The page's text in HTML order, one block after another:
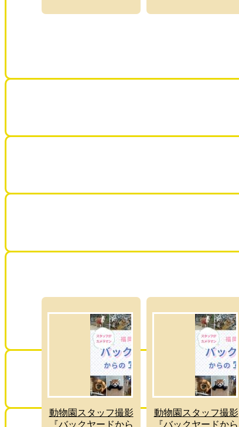
動物園スタッフ撮影
『バックヤードから
動物園スタッフ撮影
『バックヤードから